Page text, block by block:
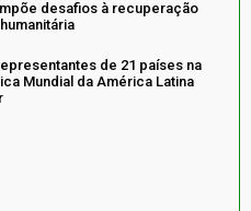
desafios à recuperação
de 21 países na
Mundial da América Latina